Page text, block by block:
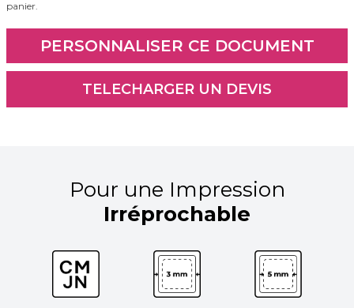
panier.
Pour une Impression
Irréprochable